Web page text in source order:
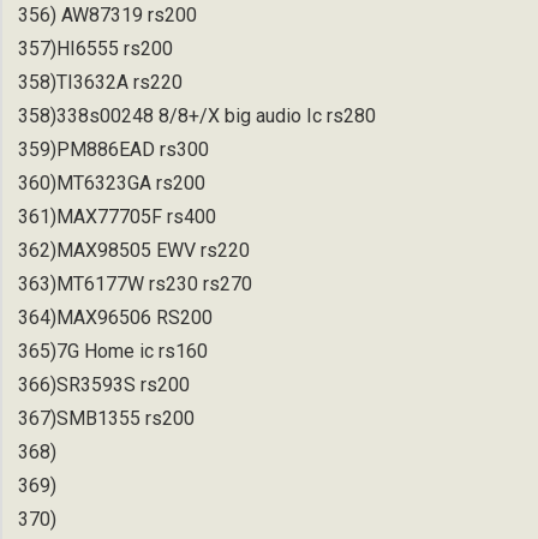
356) AW87319 rs200
357)HI6555 rs200
358)TI3632A rs220
358)338s00248 8/8+/X big audio Ic rs280
359)PM886EAD rs300
360)MT6323GA rs200
361)MAX77705F rs400
362)MAX98505 EWV rs220
363)MT6177W rs230 rs270
364)MAX96506 RS200
365)7G Home ic rs160
366)SR3593S rs200
367)SMB1355 rs200
368)
369)
370)